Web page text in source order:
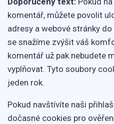
komentář, můžete povolit
adresy a webové stránky
se snažíme zvýšit váš
komentář už pak nebudete
vyplňovat. Tyto soubory
jeden rok.
Pokud navštívíte naši
dočasné cookies pro